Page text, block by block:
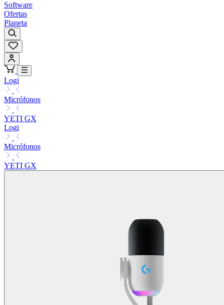
Software
Ofertas
Planeta
Logi
Micrófonos
YETI GX
Logi
Micrófonos
YETI GX